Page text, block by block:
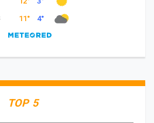
TOP 5